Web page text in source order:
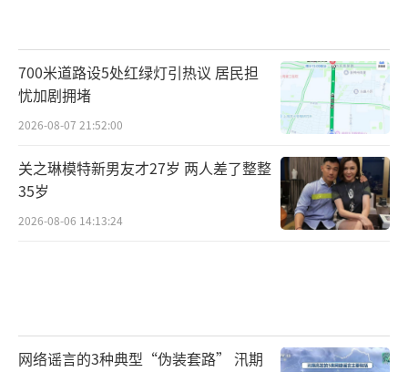
700米道路设5处红绿灯引热议 居民担
忧加剧拥堵
2026-08-07 21:52:00
关之琳模特新男友才27岁 两人差了整整
35岁
2026-08-06 14:13:24
网络谣言的3种典型“伪装套路” 汛期